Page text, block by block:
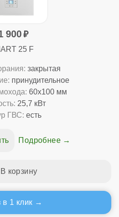
900
25 F
закрытая
принудительное
60x100 мм
25,7 кВт
ГВС: есть
Подробнее
в 1 клик